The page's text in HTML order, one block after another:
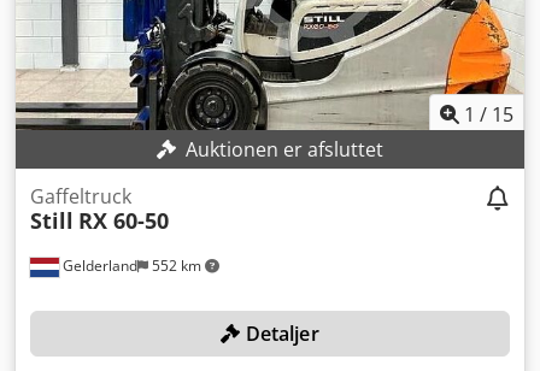
i meget god original stand, batteri årgang 2017
regenereret med Power Cycler inklusive Kappa test 90 %
(se sidste billede), passende oplader med stik, vi hjælper
gerne med at arrangere billig transport. Leasing med køb
er muligt! Sidetilt, gaffelspreder, 3. ventil, 4. ventil,
arbejdslamper bag, arbejdslamper foran, varmeapparat,
fuldkabine, fuld friløft, CE-certifikat, minihåndtag,
anhængertræk,
1 / 15
Auktionen er afsluttet
Gelderland 552 km
Gaffeltruck
Still RX 60-50
Detaljer